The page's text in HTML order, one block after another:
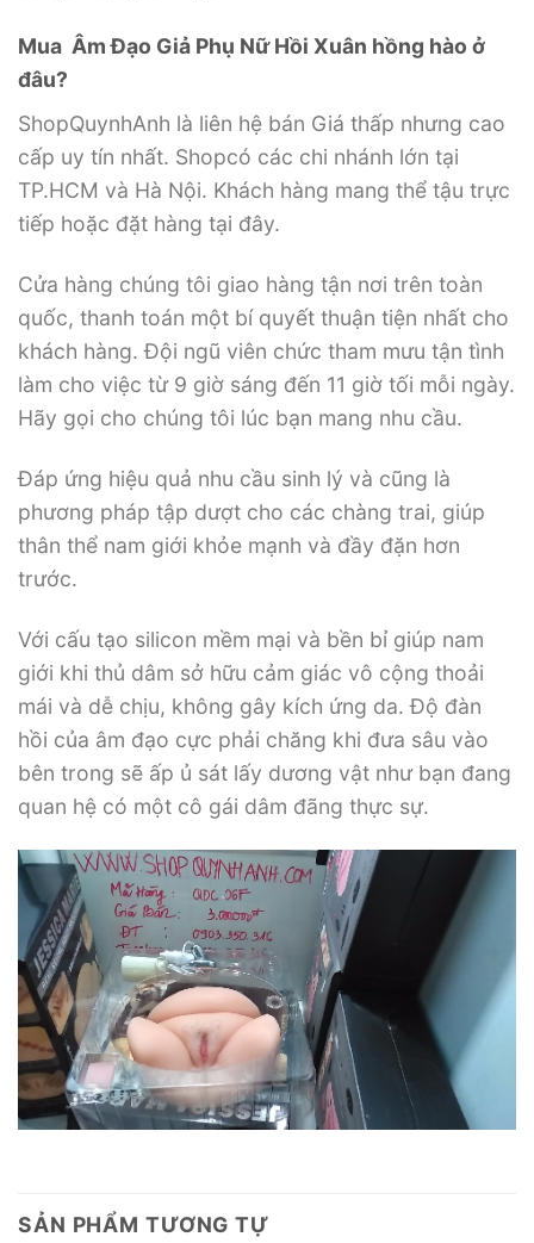
Mua Âm Đạo Giả Phụ Nữ Hồi Xuân hồng hào ở
đâu?
ShopQuynhAnh là liên hệ bán Giá thấp nhưng cao
cấp uy tín nhất. Shopcó các chi nhánh lớn tại
TP.HCM và Hà Nội. Khách hàng mang thể tậu trực
tiếp hoặc đặt hàng tại đây.
Cửa hàng chúng tôi giao hàng tận nơi trên toàn
quốc, thanh toán một bí quyết thuận tiện nhất cho
khách hàng. Đội ngũ viên chức tham mưu tận tình
làm cho việc từ 9 giờ sáng đến 11 giờ tối mỗi ngày.
Hãy gọi cho chúng tôi lúc bạn mang nhu cầu.
Đáp ứng hiệu quả nhu cầu sinh lý và cũng là
phương pháp tập dượt cho các chàng trai, giúp
thân thể nam giới khỏe mạnh và đầy đặn hơn
trước.
Với cấu tạo silicon mềm mại và bền bỉ giúp nam
giới khi thủ dâm sở hữu cảm giác vô cộng thoải
mái và dễ chịu, không gây kích ứng da. Độ đàn
hồi của âm đạo cực phải chăng khi đưa sâu vào
bên trong sẽ ấp ủ sát lấy dương vật như bạn đang
quan hệ có một cô gái dâm đãng thực sự.
SẢN PHẨM TƯƠNG TỰ